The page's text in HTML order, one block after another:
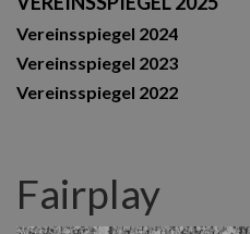
Vereinsspiegel 2024
Vereinsspiegel 2023
Vereinsspiegel 2022
Fairplay